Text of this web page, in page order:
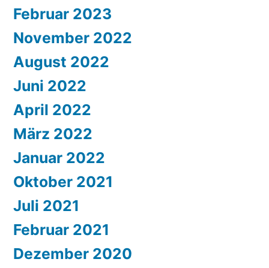
Februar 2023
November 2022
August 2022
Juni 2022
April 2022
März 2022
Januar 2022
Oktober 2021
Juli 2021
Februar 2021
Dezember 2020